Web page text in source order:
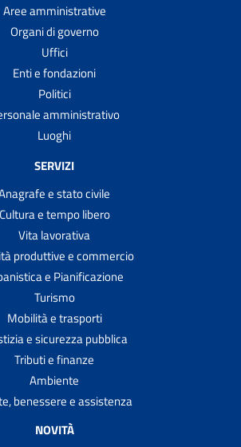
Aree amministrative
Organi di governo
Uffici
Enti e fondazioni
Politici
amministrativo
Luoghi
SERVIZI
e stato civile
Cultura e tempo libero
Vita lavorativa
produttive e commercio
e Pianificazione
Turismo
Mobilità e trasporti
e sicurezza pubblica
Tributi e finanze
Ambiente
benessere e assistenza
NOVITÀ